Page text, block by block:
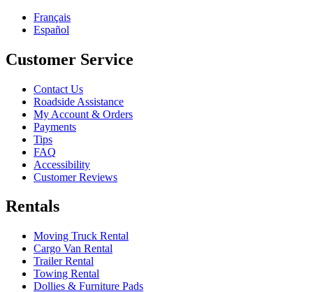
Français
Español
Customer Service
Contact Us
Roadside Assistance
My Account & Orders
Payments
Tips
FAQ
Accessibility
Customer Reviews
Rentals
Moving Truck Rental
Cargo Van Rental
Trailer Rental
Towing Rental
Dollies & Furniture Pads